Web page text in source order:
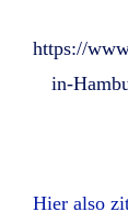
https://
in-
Hier also